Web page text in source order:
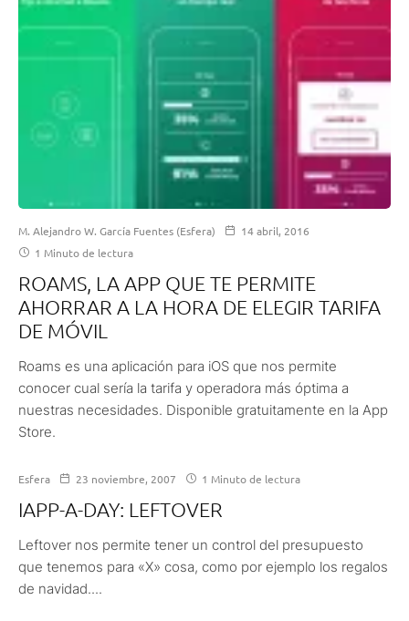
M. Alejandro W. García Fuentes (Esfera)
14 abril, 2016
1 Minuto de lectura
ROAMS, LA APP QUE TE PERMITE
AHORRAR A LA HORA DE ELEGIR TARIFA
DE MÓVIL
Roams es una aplicación para iOS que nos permite
conocer cual sería la tarifa y operadora más óptima a
nuestras necesidades. Disponible gratuitamente en la App
Store.
Esfera 23 noviembre, 2007 1 Minuto de lectura
IAPP-A-DAY: LEFTOVER
Leftover nos permite tener un control del presupuesto
que tenemos para «X» cosa, como por ejemplo los regalos
de navidad....